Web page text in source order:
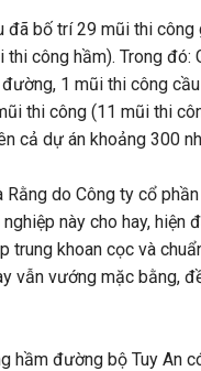
đã bố trí 29 mũi thi
thi công hầm). Trong
1 mũi thi công
thi công (11 mũi thi
cả dự án khoảng 300
do Công ty cổ
này cho hay, hiện
trung khoan cọc và
vẫn vướng mặc bằng,
hầm đường bộ Tuy An